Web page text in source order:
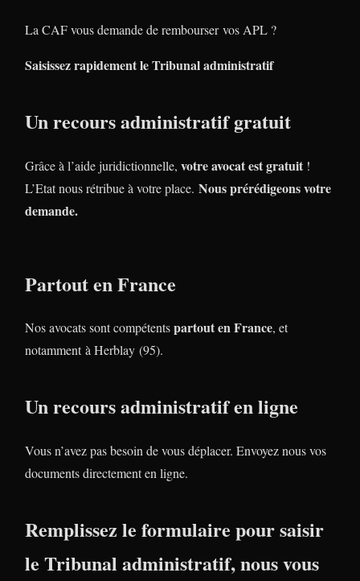
La CAF vous demande de rembourser vos APL ?
Saisissez rapidement le Tribunal administratif
Un recours administratif gratuit
Grâce à l’aide juridictionnelle, votre avocat est gratuit !
L’Etat nous rétribue à votre place. Nous prérédigeons votre
demande.
Partout en France
Nos avocats sont compétentspartout en France, et
notamment à Herblay (95).
Un recours administratif en ligne
Vous n’avez pas besoin de vous déplacer. Envoyez nous vos
documents directement en ligne.
Remplissez le formulaire pour saisir
le Tribunal administratif, nous vous